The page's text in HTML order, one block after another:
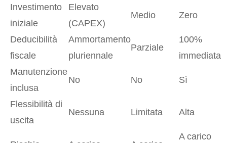
Investimento
iniziale
Elevato
(CAPEX)
Medio Zero
Deducibilità
fiscale
Ammortamento
pluriennale
Parziale
100%
immediata
Manutenzione
inclusa
No No Sì
Flessibilità di
uscita
Nessuna Limitata Alta
A carico